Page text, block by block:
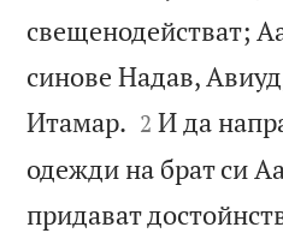
свещенодействат;
синове Надав,
Итамар. 

2 И да
одежди на брат си
придават